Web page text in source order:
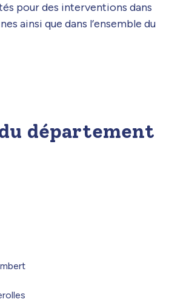
pour des interventions dans
ainsi que dans l’ensemble du
département